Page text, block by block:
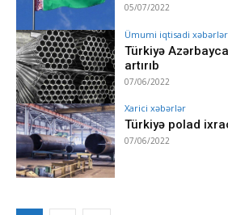
05/07/2022
Ümumi iqtisadi xəbərlər
Türkiyə
artırıb
07/06/2022
Xarici xəbərlər
Türkiyə polad
07/06/2022